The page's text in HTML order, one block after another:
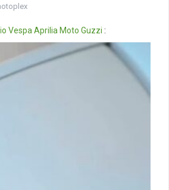
Vespa Aprilia Moto Guzzi :